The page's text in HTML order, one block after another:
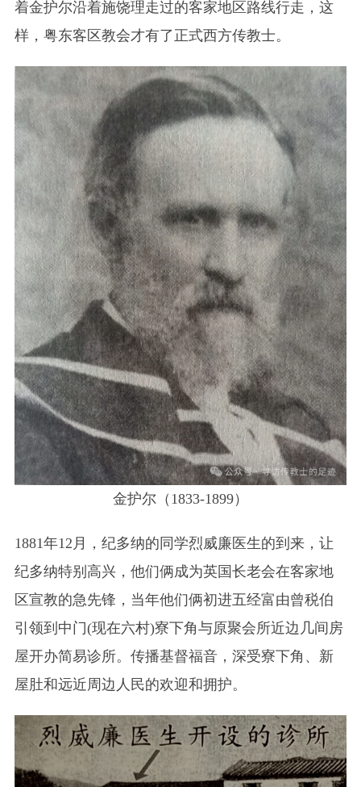
着金护尔沿着施饶理走过的客家地区路线行走，这
样，粤东客区教会才有了正式西方传教士。
金护尔（1833-1899）
1881年12月，纪多纳的同学烈威廉医生的到来，让
纪多纳特别高兴，他们俩成为英国长老会在客家地
区宣教的急先锋，当年他们俩初进五经富由曾税伯
引领到中门(现在六村)寮下角与原聚会所近边几间房
屋开办简易诊所。传播基督福音，深受寮下角、新
屋肚和远近周边人民的欢迎和拥护。